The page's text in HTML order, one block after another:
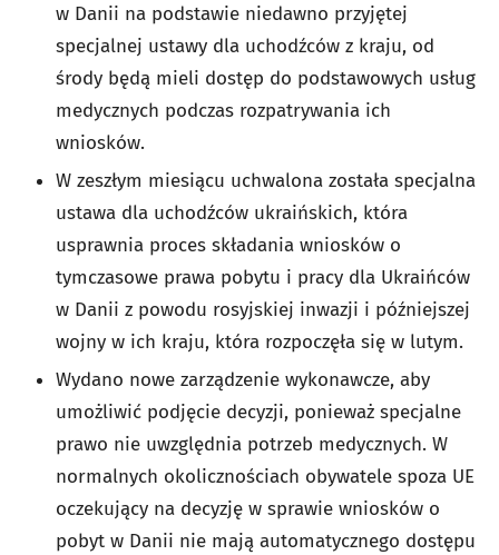
w Danii na podstawie niedawno przyjętej
specjalnej ustawy dla uchodźców z kraju, od
środy będą mieli dostęp do podstawowych usług
medycznych podczas rozpatrywania ich
wniosków.
W zeszłym miesiącu uchwalona została specjalna
ustawa dla uchodźców ukraińskich, która
usprawnia proces składania wniosków o
tymczasowe prawa pobytu i pracy dla Ukraińców
w Danii z powodu rosyjskiej inwazji i późniejszej
wojny w ich kraju, która rozpoczęła się w lutym.
Wydano nowe zarządzenie wykonawcze, aby
umożliwić podjęcie decyzji, ponieważ specjalne
prawo nie uwzględnia potrzeb medycznych. W
normalnych okolicznościach obywatele spoza UE
oczekujący na decyzję w sprawie wniosków o
pobyt w Danii nie mają automatycznego dostępu